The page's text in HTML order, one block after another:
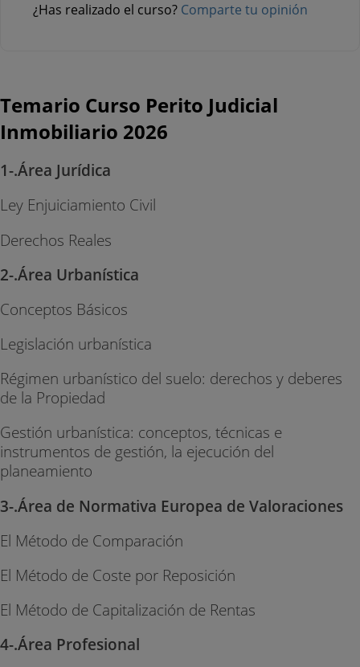
¿Has realizado el curso? Comparte tu opinión
Temario Curso Perito Judicial
Inmobiliario 2026
1-.Área Jurídica
Ley Enjuiciamiento Civil
Derechos Reales
2-.Área Urbanística
Conceptos Básicos
Legislación urbanística
Régimen urbanístico del suelo: derechos y deberes
de la Propiedad
Gestión urbanística: conceptos, técnicas e
instrumentos de gestión, la ejecución del
planeamiento
3-.Área de Normativa Europea de Valoraciones
El Método de Comparación
El Método de Coste por Reposición
El Método de Capitalización de Rentas
4-.Área Profesional